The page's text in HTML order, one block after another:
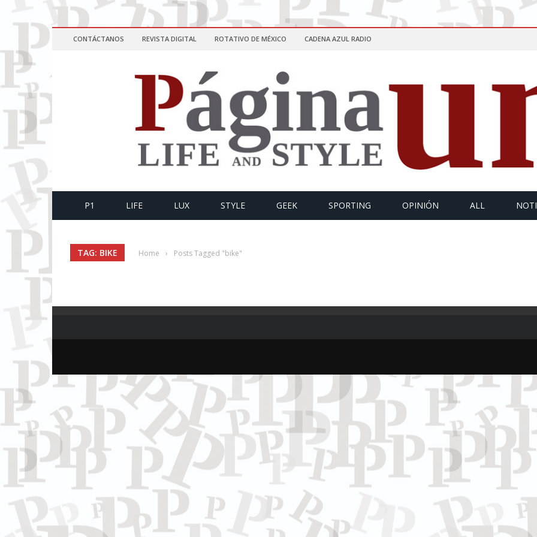
CONTÁCTANOS REVISTA DIGITAL ROTATIVO DE MÉXICO CADENA AZUL RADIO
P1 LIFE LUX STYLE GEEK SPORTING OPINIÓN ALL
TAG: BIKE Home › Posts Tagged "bike"